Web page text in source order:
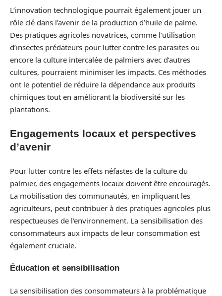
L’innovation technologique pourrait également jouer un
rôle clé dans l’avenir de la production d’huile de palme.
Des pratiques agricoles novatrices, comme l’utilisation
d’insectes prédateurs pour lutter contre les parasites ou
encore la culture intercalée de palmiers avec d’autres
cultures, pourraient minimiser les impacts. Ces méthodes
ont le potentiel de réduire la dépendance aux produits
chimiques tout en améliorant la biodiversité sur les
plantations.
Engagements locaux et perspectives
d’avenir
Pour lutter contre les effets néfastes de la culture du
palmier, des engagements locaux doivent être encouragés.
La mobilisation des communautés, en impliquant les
agriculteurs, peut contribuer à des pratiques agricoles plus
respectueuses de l’environnement. La sensibilisation des
consommateurs aux impacts de leur consommation est
également cruciale.
Éducation et sensibilisation
La sensibilisation des consommateurs à la problématique